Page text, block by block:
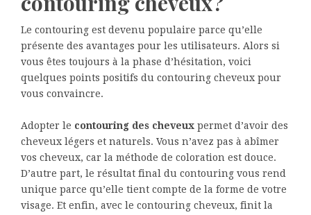
Le contouring est devenu populaire parce qu’elle
présente des avantages pour les utilisateurs. Alors si
vous êtes toujours à la phase d’hésitation, voici
quelques points positifs du contouring cheveux pour
vous convaincre.
Adopter le contouring des cheveux permet d’avoir des
cheveux légers et naturels. Vous n’avez pas à abîmer
vos cheveux, car la méthode de coloration est douce.
D’autre part, le résultat final du contouring vous rend
unique parce qu’elle tient compte de la forme de votre
visage. Et enfin, avec le contouring cheveux, finit la